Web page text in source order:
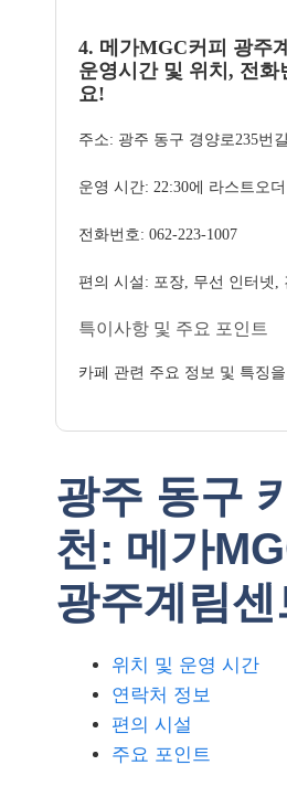
4. 메가MGC커피 광주
운영시간 및 위치, 전화
요!
주소: 광주 동구 경양로235번
운영 시간: 22:30에 라스트오더
전화번호: 062-223-1007
편의 시설: 포장, 무선 인터넷,
특이사항 및 주요 포인트
카페 관련 주요 정보 및 특징
광주 동구
천: 메가
광주계림센
위치 및 운영 시간
연락처 정보
편의 시설
주요 포인트